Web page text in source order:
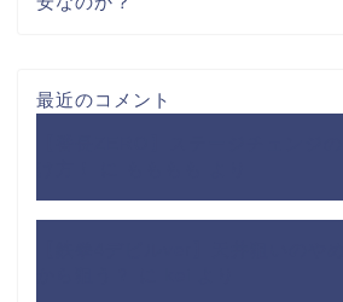
最近のコメント